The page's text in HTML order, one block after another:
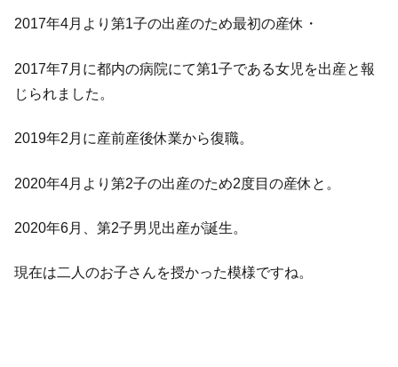
2017年4月より第1子の出産のため最初の産休・
2017年7月に都内の病院にて第1子である女児を出産と報
じられました。
2019年2月に産前産後休業から復職。
2020年4月より第2子の出産のため2度目の産休と。
2020年6月、第2子男児出産が誕生。
現在は二人のお子さんを授かった模様ですね。